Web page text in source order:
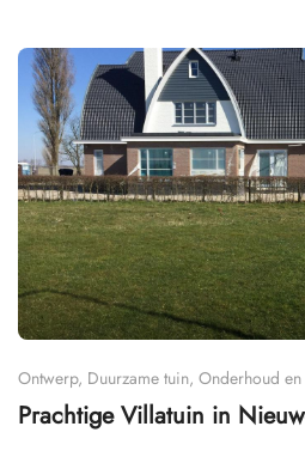
Ontwerp, Duurzame tuin, Onderhoud
Prachtige Villatuin in